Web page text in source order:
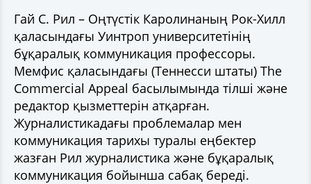
Гай С. Рил – Оңтүстік Каролинаның Рок-Хилл
қаласындағы Уинтроп университетінің
бұқаралық коммуникация профессоры.
Мемфис қаласындағы (Теннесси штаты) The
Commercial Appeal басылымында тілші және
редактор қызметтерін атқарған.
Журналистикадағы проблемалар мен
коммуникация тарихы туралы еңбектер
жазған Рил журналистика және бұқаралық
коммуникация бойынша сабақ береді.